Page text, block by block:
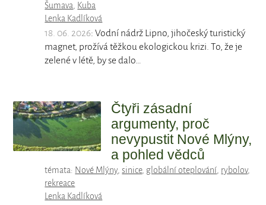
Šumava, Kuba
Lenka Kadlíková
18. 06. 2026: Vodní nádrž Lipno, jihočeský turistický
magnet, prožívá těžkou ekologickou krizi. To, že je
zelené v létě, by se dalo…
Čtyři zásadní
argumenty, proč
nevypustit Nové Mlýny,
a pohled vědců
témata: Nové Mlýny,sinice, globální oteplování, rybolov,
rekreace
Lenka Kadlíková